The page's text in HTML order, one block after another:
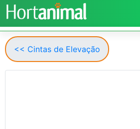
<< Cintas de Elevação